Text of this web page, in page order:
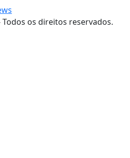
os direitos reservados.